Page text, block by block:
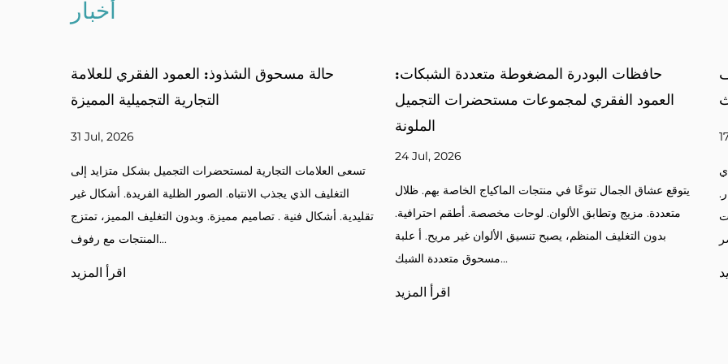
أخبار
حافظات البودرة المضغوطة متعددة الشبكات:
العمود الفقري لمجموعات مستحضرات التجميل
يتوقع عشاق الجمال تنوعًا في منتجات الماكياج الخاصة بهم. ظلال
متعددة. مزيج وتطابق الألوان. لوحات مخصصة. أطقم احترافية.
بدون التغليف المنظم، يصبح تنسيق الألوان غير مريح. أ علبة
علبة مسحوق مربعة: العمود الفقري للتغليف
المضغوط الحديث
17 Jul, 2026
يوازن بين الشكل والوظيفة. المساحيق المضغوطة. احمرار.
البرونزر. أقلام التحديد. وبدون الحالات المناسبة، تفقد المنتجات
الحماية والجاذبية البصر...